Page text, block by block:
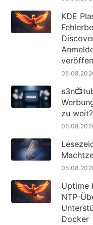
KDE
zu weit?
Uptime
NTP-
Docker